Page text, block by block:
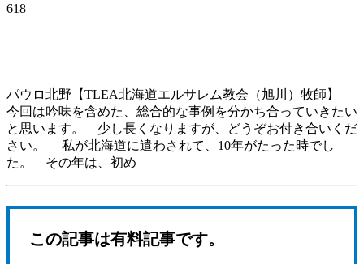
618
パウロ北野【TLEA北海道エルサレム教会（旭川）牧師】
今回は吟味を含めた、総合的な事例を分かち合っていきたい
と思います。 少し長くなりますが、どうぞお付き合いくだ
さい。 私が北海道に遣わされて、10年がたった時でし
た。 その年は、初め
この記事は有料記事です。